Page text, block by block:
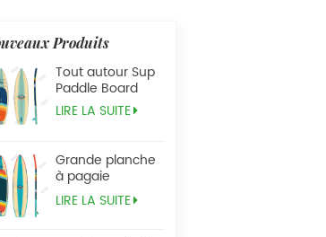
Produits
Tout autour Sup
Paddle Board
LIRE LA SUITE
Grande planche
à pagaie
Tandem Sup
LIRE LA SUITE